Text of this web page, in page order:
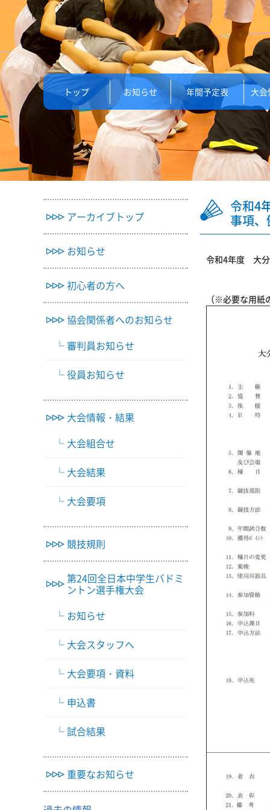
トップ お知らせ 年間予定表 大
アーカイブトップ
お知らせ
初心者の方へ
協会関係者へのお知らせ
審判員お知らせ
役員お知らせ
大会情報・結果
大会組合せ
大会結果
大会要項
競技規則
第24回全日本中学生バドミ
ントン選手権大会
お知らせ
大会スタッフへ
大会要項・資料
申込書
試合結果
重要なお知らせ
令和4
事項
令和4年度 大分
（※必要な用紙